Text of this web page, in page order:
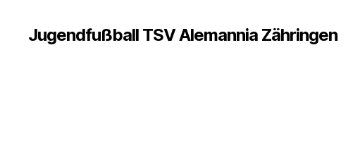
Jugendfußball TSV Alemannia Zähringen